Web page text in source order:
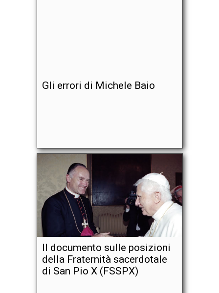
Gli errori di Michele Baio
Il documento sulle posizioni
della Fraternità sacerdotale
di San Pio X (FSSPX)